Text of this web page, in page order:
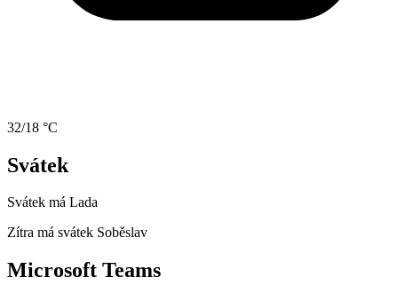
32/18 °C
Svátek
Svátek má Lada
Zítra má svátek Soběslav
Microsoft Teams